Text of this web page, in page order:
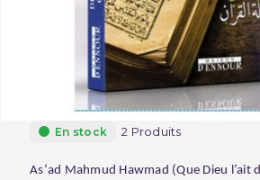
En stock 2 Produits
As‘ad Mahmud Hawmad (Que Dieu l’ait